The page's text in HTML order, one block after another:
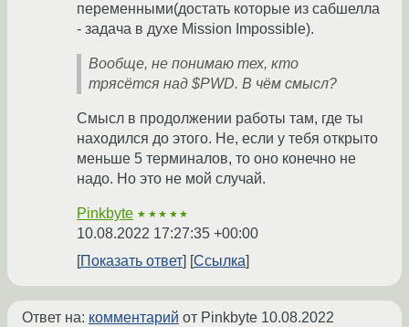
переменными(достать которые из сабшелла
- задача в духе Mission Impossible).
Вообще, не понимаю тех, кто
трясётся над $PWD. В чём смысл?
Смысл в продолжении работы там, где ты
находился до этого. Не, если у тебя открыто
меньше 5 терминалов, то оно конечно не
надо. Но это не мой случай.
Pinkbyte ★★★★★
10.08.2022 17:27:35 +00:00
Показать ответ
Ссылка
Ответ на: комментарий от Pinkbyte 10.08.2022